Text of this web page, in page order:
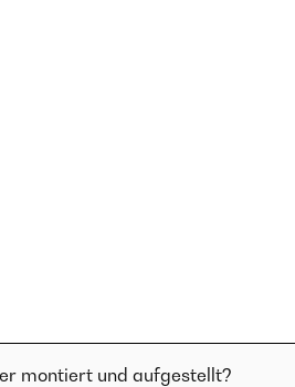
montiert und aufgestellt?